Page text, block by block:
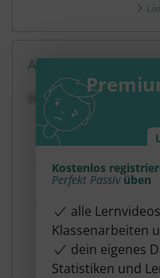
Aufgabe 3
Bilde das neutrale PPP
mittere:
ludere:
ignorare:
movere:
Kostenlos
Perfekt Passivüben
alle
Klassenarbeiten
dein eigenes
Statistiken und